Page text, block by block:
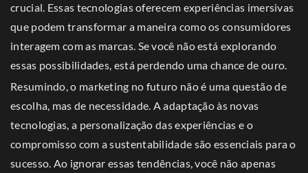
crucial. Essas tecnologias oferecem experiências imersivas
que podem transformar a maneira como os consumidores
interagem com as marcas. Se você não está explorando
essas possibilidades, está perdendo uma chance de ouro.
Resumindo, o marketing no futuro não é uma questão de
escolha, mas de necessidade. A adaptação às novas
tecnologias, a personalização das experiências e o
compromisso com a sustentabilidade são essenciais para o
sucesso. Ao ignorar essas tendências, você não apenas